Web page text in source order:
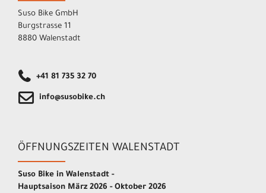
Suso Bike GmbH
Burgstrasse 11
8880 Walenstadt
+41 81 735 32 70
info@susobike.ch
ÖFFNUNGSZEITEN WALENSTADT
Suso Bike in Walenstadt -
Hauptsaison März 2026 - Oktober 2026